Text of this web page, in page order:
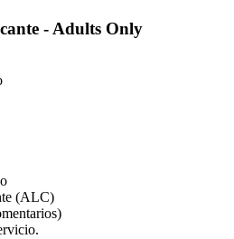
- Adults Only
(ALC)